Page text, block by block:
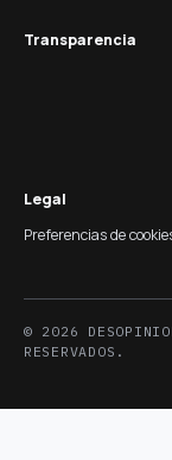
Transparencia
Legal
Preferencias de
© 2026
RESERVADOS.